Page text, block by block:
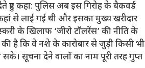
हुए कहा: पुलिस अब इस गिरोह के बैकवर्ड
से लाई गई थी और इसका मुख्य खरीदार
के खिलाफ ‘जीरो टॉलरेंस’ की नीति के
है कि वे नशे के कारोबार से जुड़ी किसी भी
सूचना देने वालों का नाम पूरी तरह गुप्त